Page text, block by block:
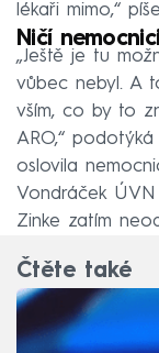
lékaři mimo,“
Ničí
„Ještě je tu
vůbec nebyl. A
vším, co by to
ARO,“ podotýká
oslovila
Vondráček ÚVN
Zinke zatím
Čtěte také